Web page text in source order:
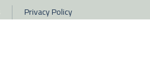
Privacy Policy